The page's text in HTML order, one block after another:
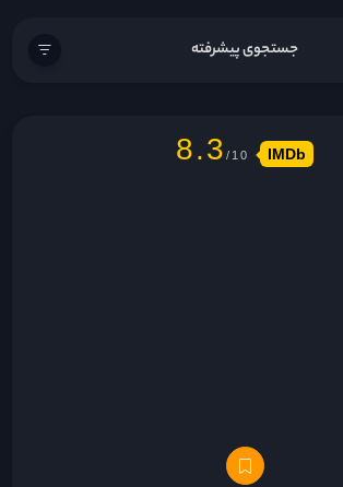
جستجوی پیشرفته
8.3 IMDb